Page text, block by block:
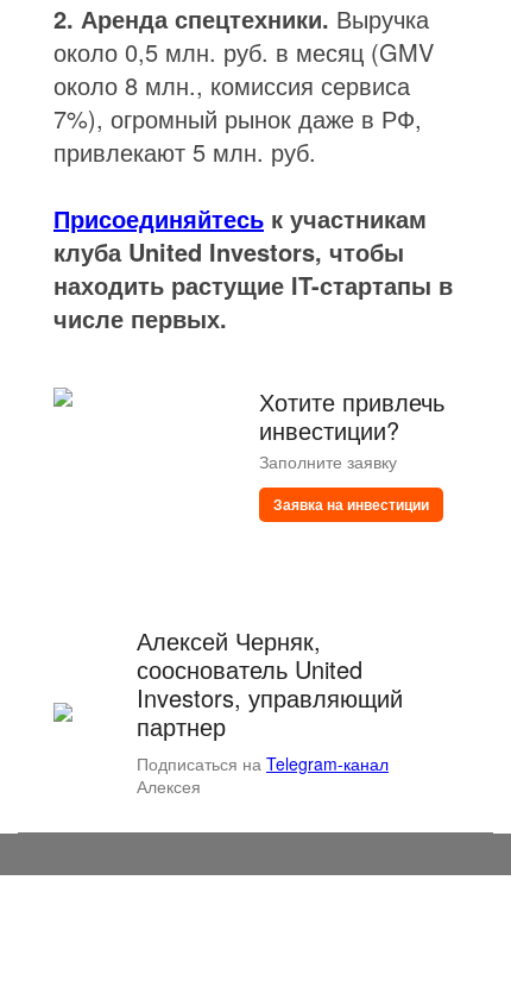
2. Аренда спецтехники. Выручка
около 0,5 млн. руб. в месяц (GMV
около 8 млн., комиссия сервиса
7%), огромный рынок даже в РФ,
привлекают 5 млн. руб.
Присоединяйтесь к участникам
клуба United Investors, чтобы
находить растущие IT-стартапы в
числе первых.
Хотите привлечь
инвестиции?
Заполните заявку
Заявка на инвестиции
Алексей Черняк,
сооснователь United
Investors, управляющий
партнер
Подписаться на Telegram-канал
Алексея